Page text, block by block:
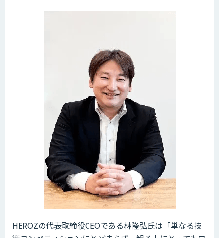
HEROZの代表取締役CEOである林隆弘氏は「単なる技